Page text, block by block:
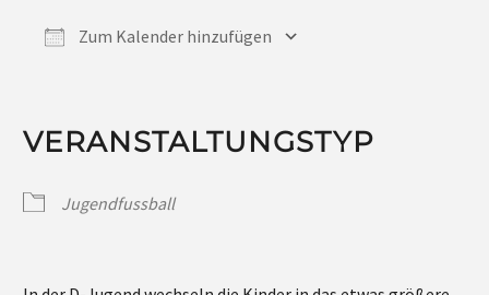
Zum Kalender hinzufügen
VERANSTALTUNGSTYP
Jugendfussball